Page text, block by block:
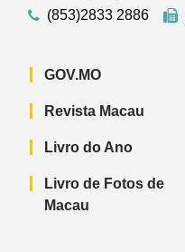
(853)2833 2886
GOV.MO
Revista Macau
Livro do Ano
Livro de Fotos de
Macau